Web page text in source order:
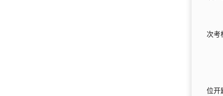
次考
位开